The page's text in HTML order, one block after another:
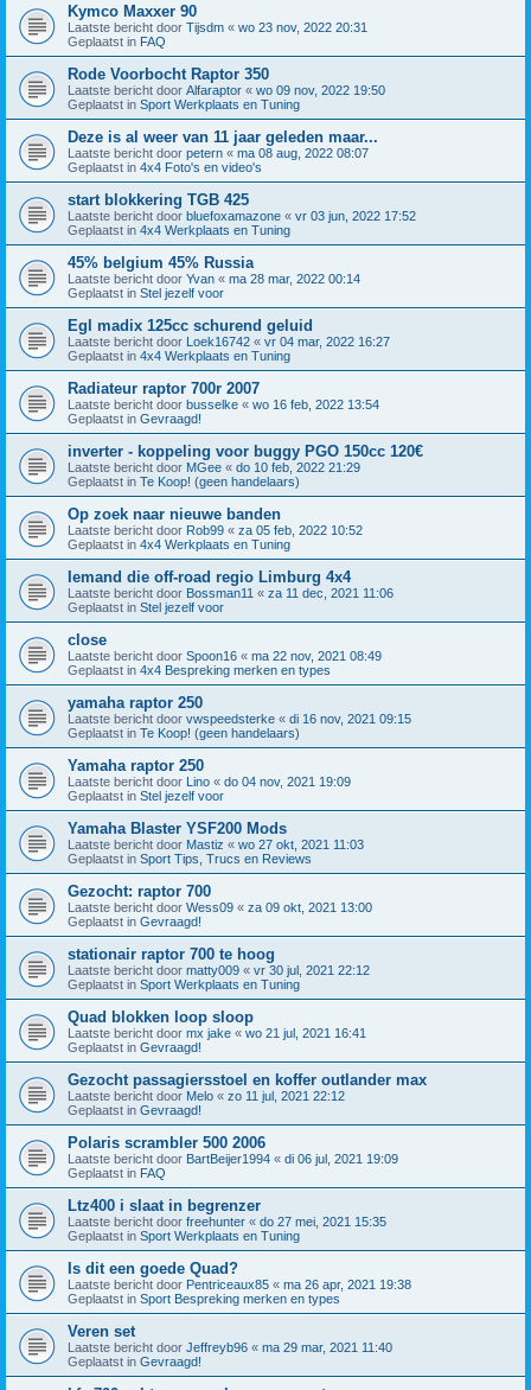
Kymco Maxxer 90
Laatste bericht door Tijsdm « wo 23 nov, 2022 20:31
Geplaatst in FAQ
Rode Voorbocht Raptor 350
Laatste bericht door Alfaraptor « wo 09 nov, 2022 19:50
Geplaatst in Sport Werkplaats en Tuning
Deze is al weer van 11 jaar geleden maar...
Laatste bericht door petern « ma 08 aug, 2022 08:07
Geplaatst in 4x4 Foto's en video's
start blokkering TGB 425
Laatste bericht door bluefoxamazone « vr 03 jun, 2022 17:52
Geplaatst in 4x4 Werkplaats en Tuning
45% belgium 45% Russia
Laatste bericht door Yvan « ma 28 mar, 2022 00:14
Geplaatst in Stel jezelf voor
Egl madix 125cc schurend geluid
Laatste bericht door Loek16742 « vr 04 mar, 2022 16:27
Geplaatst in 4x4 Werkplaats en Tuning
Radiateur raptor 700r 2007
Laatste bericht door busselke « wo 16 feb, 2022 13:54
Geplaatst in Gevraagd!
inverter - koppeling voor buggy PGO 150cc 120€
Laatste bericht door MGee « do 10 feb, 2022 21:29
Geplaatst in Te Koop! (geen handelaars)
Op zoek naar nieuwe banden
Laatste bericht door Rob99 « za 05 feb, 2022 10:52
Geplaatst in 4x4 Werkplaats en Tuning
Iemand die off-road regio Limburg 4x4
Laatste bericht door Bossman11 « za 11 dec, 2021 11:06
Geplaatst in Stel jezelf voor
close
Laatste bericht door Spoon16 « ma 22 nov, 2021 08:49
Geplaatst in 4x4 Bespreking merken en types
yamaha raptor 250
Laatste bericht door vwspeedsterke « di 16 nov, 2021 09:15
Geplaatst in Te Koop! (geen handelaars)
Yamaha raptor 250
Laatste bericht door Lino « do 04 nov, 2021 19:09
Geplaatst in Stel jezelf voor
Yamaha Blaster YSF200 Mods
Laatste bericht door Mastiz « wo 27 okt, 2021 11:03
Geplaatst in Sport Tips, Trucs en Reviews
Gezocht: raptor 700
Laatste bericht door Wess09 « za 09 okt, 2021 13:00
Geplaatst in Gevraagd!
stationair raptor 700 te hoog
Laatste bericht door matty009 « vr 30 jul, 2021 22:12
Geplaatst in Sport Werkplaats en Tuning
Quad blokken loop sloop
Laatste bericht door mx jake « wo 21 jul, 2021 16:41
Geplaatst in Gevraagd!
Gezocht passagiersstoel en koffer outlander max
Laatste bericht door Melo « zo 11 jul, 2021 22:12
Geplaatst in Gevraagd!
Polaris scrambler 500 2006
Laatste bericht door BartBeijer1994 « di 06 jul, 2021 19:09
Geplaatst in FAQ
Ltz400 i slaat in begrenzer
Laatste bericht door freehunter « do 27 mei, 2021 15:35
Geplaatst in Sport Werkplaats en Tuning
Is dit een goede Quad?
Laatste bericht door Pentriceaux85 « ma 26 apr, 2021 19:38
Geplaatst in Sport Bespreking merken en types
Veren set
Laatste bericht door Jeffreyb96 « ma 29 mar, 2021 11:40
Geplaatst in Gevraagd!